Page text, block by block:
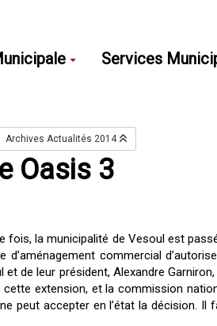
Services
Archives Actualités 2014
Oasis 3
la municipalité de Vesoul est
commercial
de leur président, Alexandre
extension, et la commission
peut accepter en l’état la décision.